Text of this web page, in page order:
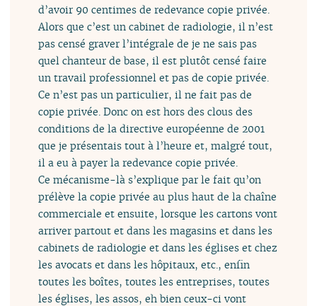
d’avoir 90 centimes de redevance copie privée.
Alors que c’est un cabinet de radiologie, il n’est
pas censé graver l’intégrale de je ne sais pas
quel chanteur de base, il est plutôt censé faire
un travail professionnel et pas de copie privée.
Ce n’est pas un particulier, il ne fait pas de
copie privée. Donc on est hors des clous des
conditions de la directive européenne de 2001
que je présentais tout à l’heure et, malgré tout,
il a eu à payer la redevance copie privée.
Ce mécanisme-là s’explique par le fait qu’on
prélève la copie privée au plus haut de la chaîne
commerciale et ensuite, lorsque les cartons vont
arriver partout et dans les magasins et dans les
cabinets de radiologie et dans les églises et chez
les avocats et dans les hôpitaux, etc., enfin
toutes les boîtes, toutes les entreprises, toutes
les églises, les assos, eh bien ceux-ci vont